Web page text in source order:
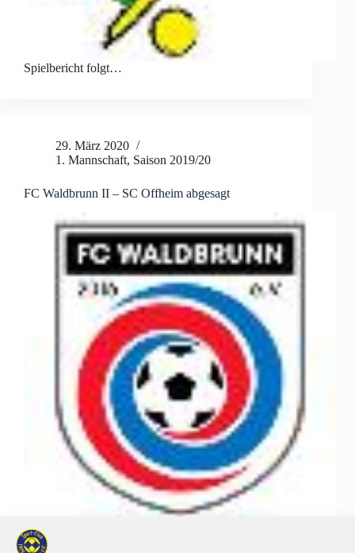
Spielbericht folgt…
29. März 2020
1. Mannschaft, Saison 2019/20
FC Waldbrunn II – SC Offheim abgesagt
Spielbericht folgt…